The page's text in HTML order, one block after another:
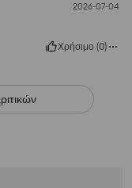
2026-07-04
Χρήσιμο (0)